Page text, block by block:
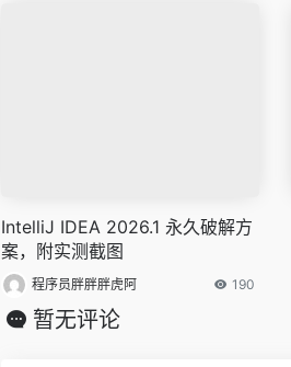
IntelliJ IDEA 2026.1 永久破解方
案，附实测截图
程序员胖胖胖虎阿 190
暂无评论